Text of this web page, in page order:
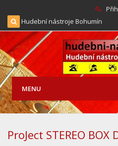
Hudební nástroje Bohumín
MENU
ProJect STEREO BOX